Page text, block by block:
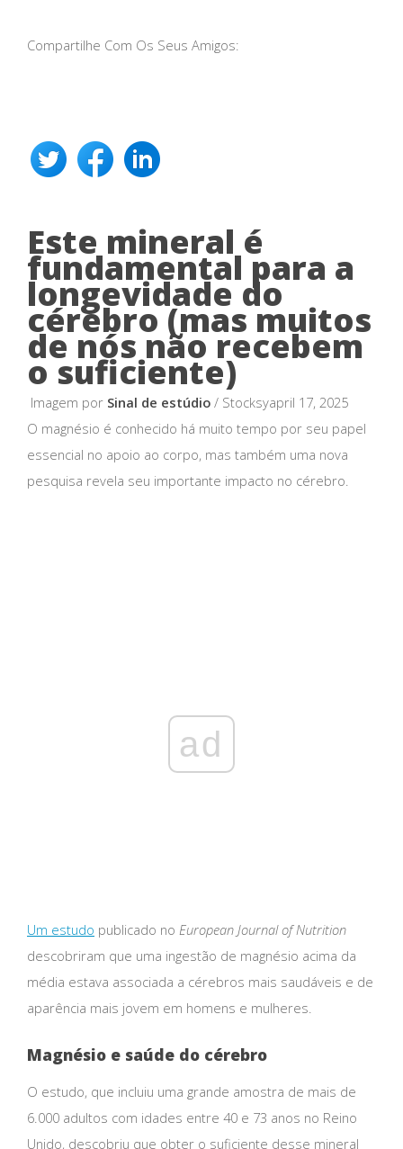
Compartilhe Com Os Seus Amigos:
Este mineral é
fundamental para a
longevidade do
cérebro (mas muitos
de nós não recebem
o suficiente)
Imagem por Sinal de estúdio / Stocksyapril 17, 2025
O magnésio é conhecido há muito tempo por seu papel
essencial no apoio ao corpo, mas também uma nova
pesquisa revela seu importante impacto no cérebro.
ad
Um estudo publicado no European Journal of Nutrition
descobriram que uma ingestão de magnésio acima da
média estava associada a cérebros mais saudáveis ​​e de
aparência mais jovem em homens e mulheres.
Magnésio e saúde do cérebro
O estudo, que incluiu uma grande amostra de mais de
6.000 adultos com idades entre 40 e 73 anos no Reino
Unido, descobriu que obter o suficiente desse mineral